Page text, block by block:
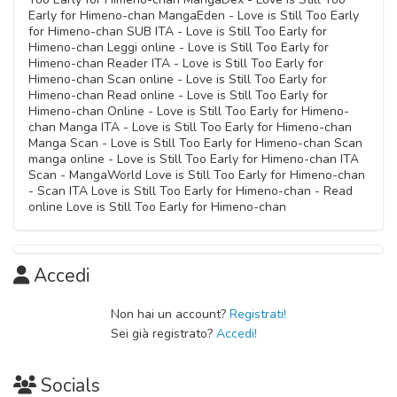
Capitolo 42.5
21 Aprile 2023
Capitolo 42
21 Aprile 2023
Capitolo 41
21 Aprile 2023
29 Novembre 2022
Capitolo 33
05 Luglio 2021
Capitolo 32.5
01 Maggio 2021
Capitolo 32
01 Maggio 2021
Capitolo 30
25 Aprile 2021
31 Dicembre 2020
Capitolo 26
31 Dicembre 2020
Capitolo 25
31 Dicembre 2020
Capitolo 24
Capitolo 23
Capitolo 22
13 Dicembre 2020
Capitolo 18
13 Dicembre 2020
Capitolo 17.1
13 Dicembre 2020
Capitolo 17
13 Dicembre 2020
Capitolo 15
Capitolo 14
Capitolo 10.3
13 Dicembre 2020
Capitolo 10.2
13 Dicembre 2020
Capitolo 10.1
13 Dicembre 2020
Early for Himeno-chan MangaEden - Love is Still Too Early
for Himeno-chan SUB ITA - Love is Still Too Early for
Himeno-chan Leggi online - Love is Still Too Early for
Himeno-chan Reader ITA - Love is Still Too Early for
Himeno-chan Scan online - Love is Still Too Early for
Himeno-chan Read online - Love is Still Too Early for
Himeno-chan Online - Love is Still Too Early for Himeno-
chan Manga ITA - Love is Still Too Early for Himeno-chan
Manga Scan - Love is Still Too Early for Himeno-chan Scan
manga online - Love is Still Too Early for Himeno-chan ITA
Scan - MangaWorld Love is Still Too Early for Himeno-chan
- Scan ITA Love is Still Too Early for Himeno-chan - Read
online Love is Still Too Early for Himeno-chan
Accedi
Non hai un account? Registrati!
Sei già registrato? Accedi!
Socials